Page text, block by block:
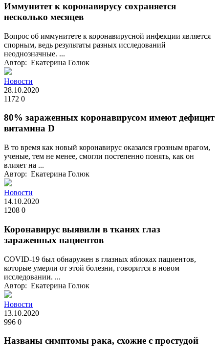
Иммунитет к коронавирусу сохраняется
несколько месяцев
Вопрос об иммунитете к коронавирусной инфекции является
спорным, ведь результаты разных исследований
неоднозначные. ...
Автор: Екатерина Голюк
Новости
28.10.2020
1172 0
80% зараженных коронавирусом имеют дефицит
витамина D
В то время как новый коронавирус оказался грозным врагом,
ученые, тем не менее, смогли постепенно понять, как он
влияет на ...
Автор: Екатерина Голюк
Новости
14.10.2020
1208 0
Коронавирус выявили в тканях глаз
зараженных пациентов
COVID-19 был обнаружен в глазных яблоках пациентов,
которые умерли от этой болезни, говорится в новом
исследовании. ...
Автор: Екатерина Голюк
Новости
13.10.2020
996 0
Названы симптомы рака, схожие с простудой